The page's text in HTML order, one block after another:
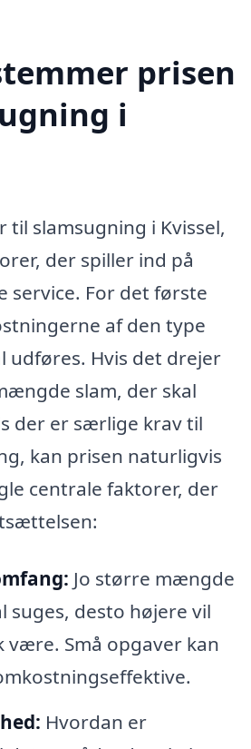
prisen
i
til slamsugning i Kvissel,
der spiller ind på
service. For det første
af den type
udføres. Hvis det drejer
slam, der skal
der er særlige krav til
kan prisen naturligvis
centrale faktorer, der
Jo større mængde
suges, desto højere vil
være. Små opgaver kan
Hvordan er